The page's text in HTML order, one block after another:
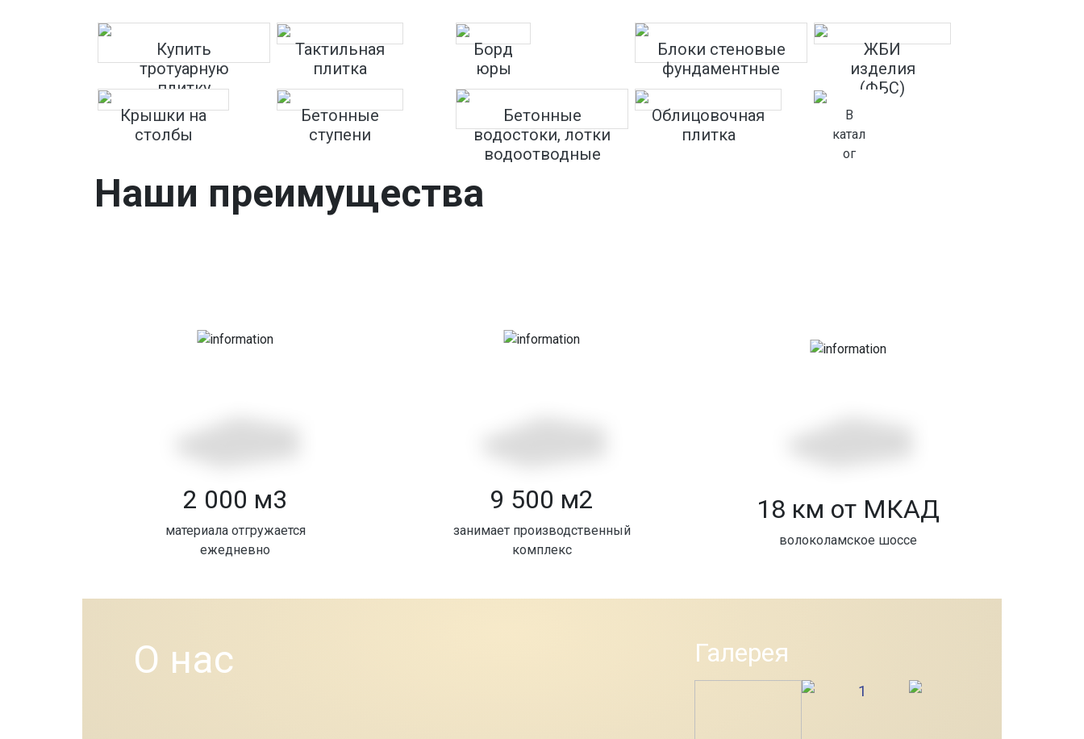
Купить
тротуарную
плитку
Тактильная
плитка
Борд
юры
Блоки стеновые
фундаментные
ЖБИ
изделия
(ФБС)
Крышки на
столбы
Бетонные
ступени
Бетонные
водостоки, лотки
водоотводные
Облицовочная
плитка
В
катал
ог
Наши преимущества
2 000 м3
материала отгружается
ежедневно
9 500 м2
занимает производственный
комплекс
18 км от МКАД
волоколамское шоссе
О нас Галерея